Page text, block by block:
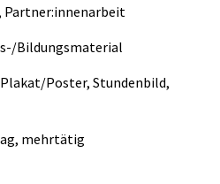
Bildungsmaterial
Poster, Stundenbild,
mehrtätig